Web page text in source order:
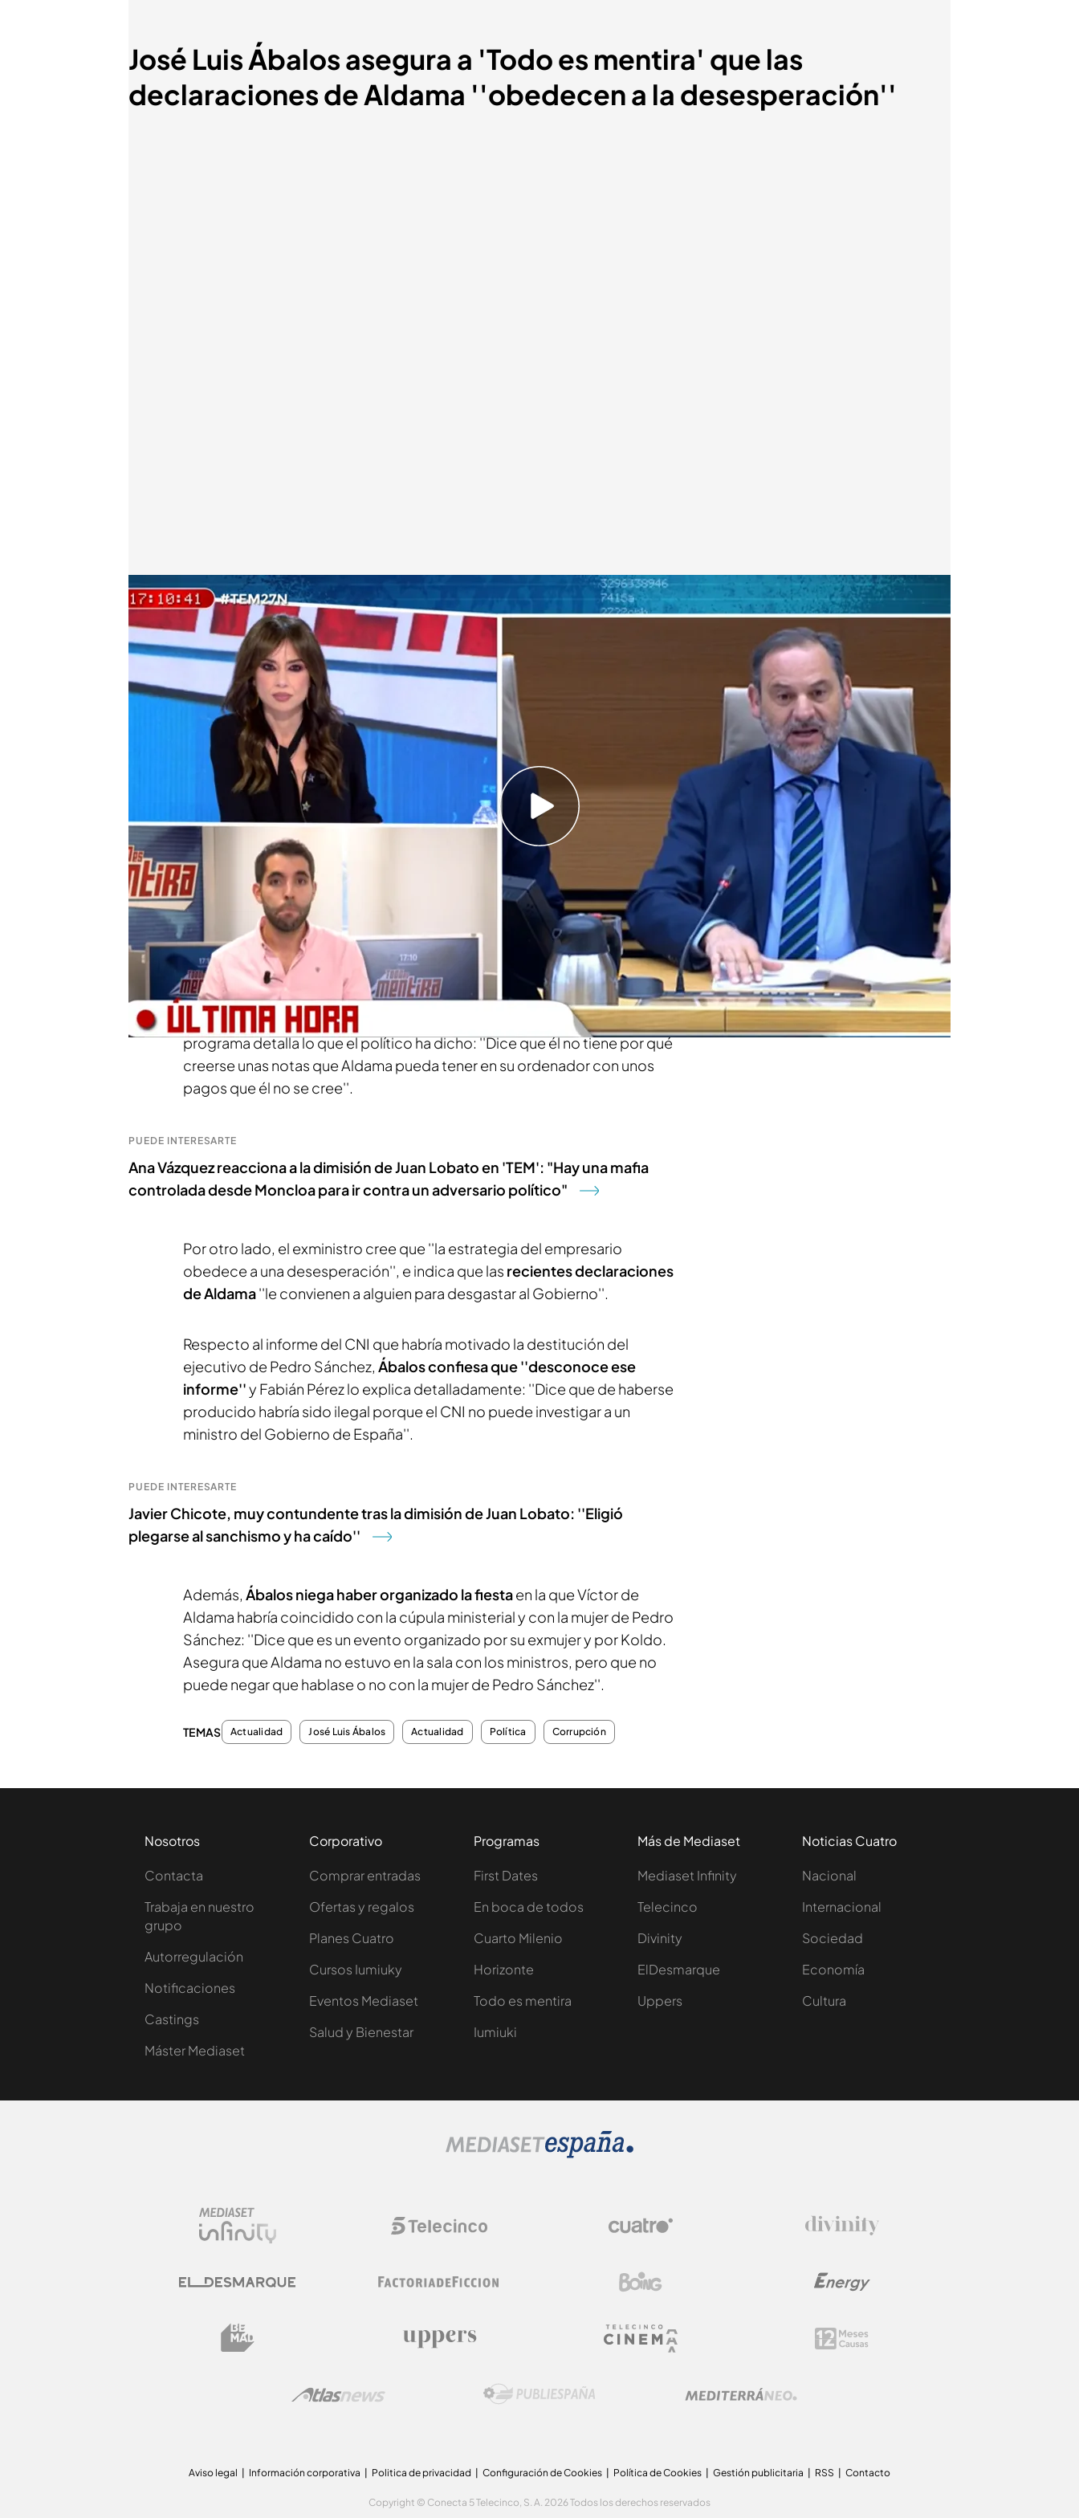
José Luis Ábalos asegura a 'Todo es mentira' que las
declaraciones de Aldama ''obedecen a la desesperación''
Hablamos con Ábalos
Todo es mentira
27 NOV 2024 - 17:43h.
José Luis Ábalos se defiende en 'Todo es mentira' tras la
comparecencia de Aldama: ''Desmiento cuanto me afecta a mí''
Compartir
'Todo es mentira' José Luis Ábalos
exministro de transportes y excolaborador del programa, ha hablado con
el programa tras las acusaciones que
Víctor de Aldamaha vertido sobre
su persona durante la mañana de este miércoles.
Ábalos ha continuado defendiendo su inocencia
y ha negado
rotundamente que cobrase dinero en forma de comisiones del
empresario que está investigado por el caso de las mascarillas. Además,
reta a Aldama a que presente pruebas y Fabián Pérez, redactor del
programa detalla lo que el político ha dicho: ''Dice que él no tiene por qué
creerse unas notas que Aldama pueda tener en su ordenador con unos
pagos que él no se cree''.
PUEDE INTERESARTE
Ana Vázquez reacciona a la dimisión de Juan Lobato en 'TEM': "Hay una mafia
controlada desde Moncloa para ir contra un adversario político"
Por otro lado, el exministro cree que ''la estrategia del empresario
obedece a una desesperación'', e indica que las recientes declaraciones
de Aldama''le convienen a alguien para desgastar al Gobierno''.
Respecto al informe del CNI que habría motivado la destitución del
ejecutivo de Pedro Sánchez, Ábalos confiesa que ''desconoce ese
informe''y Fabián Pérez lo explica detalladamente: ''Dice que de haberse
producido habría sido ilegal porque el CNI no puede investigar a un
ministro del Gobierno de España''.
PUEDE INTERESARTE
Javier Chicote, muy contundente tras la dimisión de Juan Lobato: ''Eligió
plegarse al sanchismo y ha caído''
Además, Ábalos niega haber organizado la fiestaen la que Víctor de
Aldama habría coincidido con la cúpula ministerial y con la mujer de Pedro
Sánchez: ''Dice que es un evento organizado por su exmujer y por Koldo.
Asegura que Aldama no estuvo en la sala con los ministros, pero que no
puede negar que hablase o no con la mujer de Pedro Sánchez''.
TEMAS Actualidad José Luis Ábalos Actualidad Política Corrupción
Nosotros
Contacta
Trabaja en nuestro
grupo
Autorregulación
Notificaciones
Castings
Máster Mediaset
Corporativo
Comprar entradas
Ofertas y regalos
Planes Cuatro
Cursos Iumiuky
Eventos Mediaset
Salud y Bienestar
Programas
First Dates
En boca de todos
Cuarto Milenio
Horizonte
Todo es mentira
Iumiuki
Más de Mediaset
Mediaset Infinity
Telecinco
Divinity
ElDesmarque
Uppers
Noticias Cuatro
Nacional
Internacional
Sociedad
Economía
Cultura
Aviso legal Información corporativa Politica de privacidad Configuración de Cookies Política de Cookies Gestión publicitaria RSS Contacto
Copyright © Conecta 5 Telecinco, S. A. 2026 Todos los derechos reservados